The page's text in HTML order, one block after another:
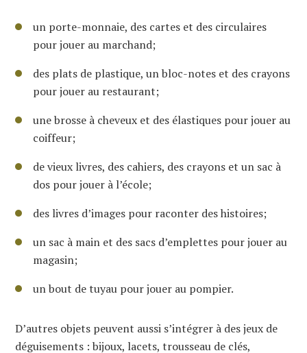
un porte-monnaie, des cartes et des circulaires
pour jouer au marchand;
des plats de plastique, un bloc-notes et des crayons
pour jouer au restaurant;
une brosse à cheveux et des élastiques pour jouer au
coiffeur;
de vieux livres, des cahiers, des crayons et un sac à
dos pour jouer à l’école;
des livres d’images pour raconter des histoires;
un sac à main et des sacs d’emplettes pour jouer au
magasin;
un bout de tuyau pour jouer au pompier.
D’autres objets peuvent aussi s’intégrer à des jeux de
déguisements : bijoux, lacets, trousseau de clés,